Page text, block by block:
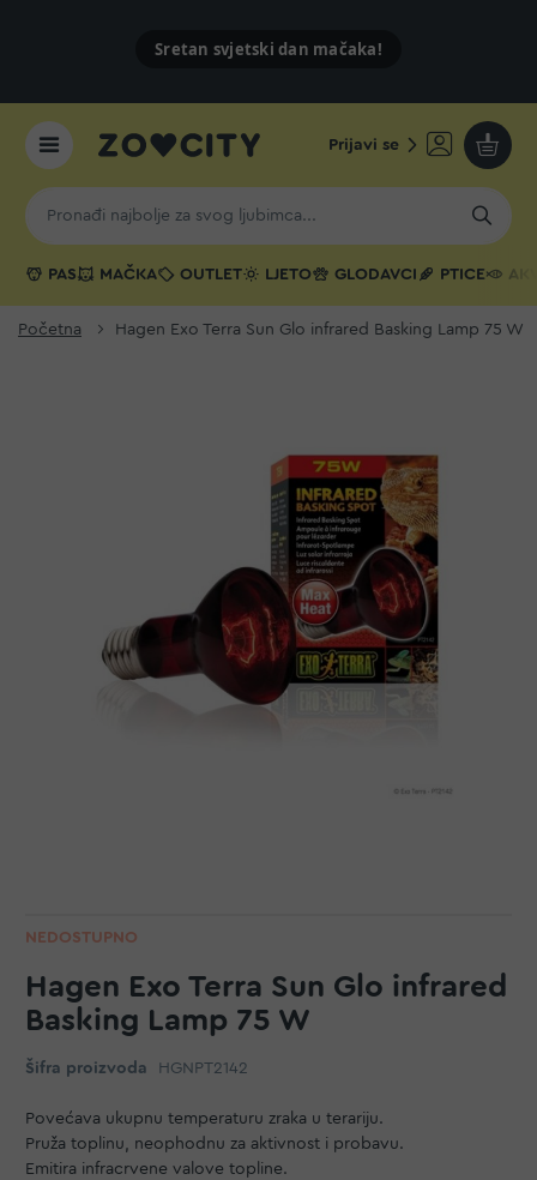
Sretan svjetski dan mačaka!
Prijavi se
Moja
PAS MAČKA OUTLET LJETO GLODAVCI PTICE
Početna Hagen Exo Terra Sun Glo infrared Basking Lamp 75 W
NEDOSTUPNO
Hagen Exo Terra Sun Glo infrared
Basking Lamp 75 W
Šifra proizvoda HGNPT2142
Povećava ukupnu temperaturu zraka u terariju.
Pruža toplinu, neophodnu za aktivnost i probavu.
Emitira infracrvene valove topline.